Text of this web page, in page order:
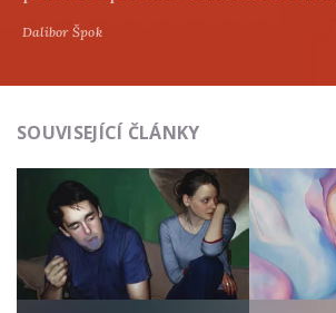
Dalibor Špok
SOUVISEJÍCÍ ČLÁNKY